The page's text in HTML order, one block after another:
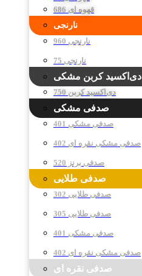
قهوه ای 686
نارنجی
نارنجی 960
نارنجی 75
دی‌اکسید کربن مشکی
دی‌اکسید کربن 750
صدفی مشکی
صدفی مشکی 401
صدفی مشکی نقره ای 402
صدفی برنز 520
صدفی طلایی
صدفی طلایی 302
صدفی طلایی 305
صدفی مشکی 401
صدفی مشکی نقره ای 402
صدفی نقره ای